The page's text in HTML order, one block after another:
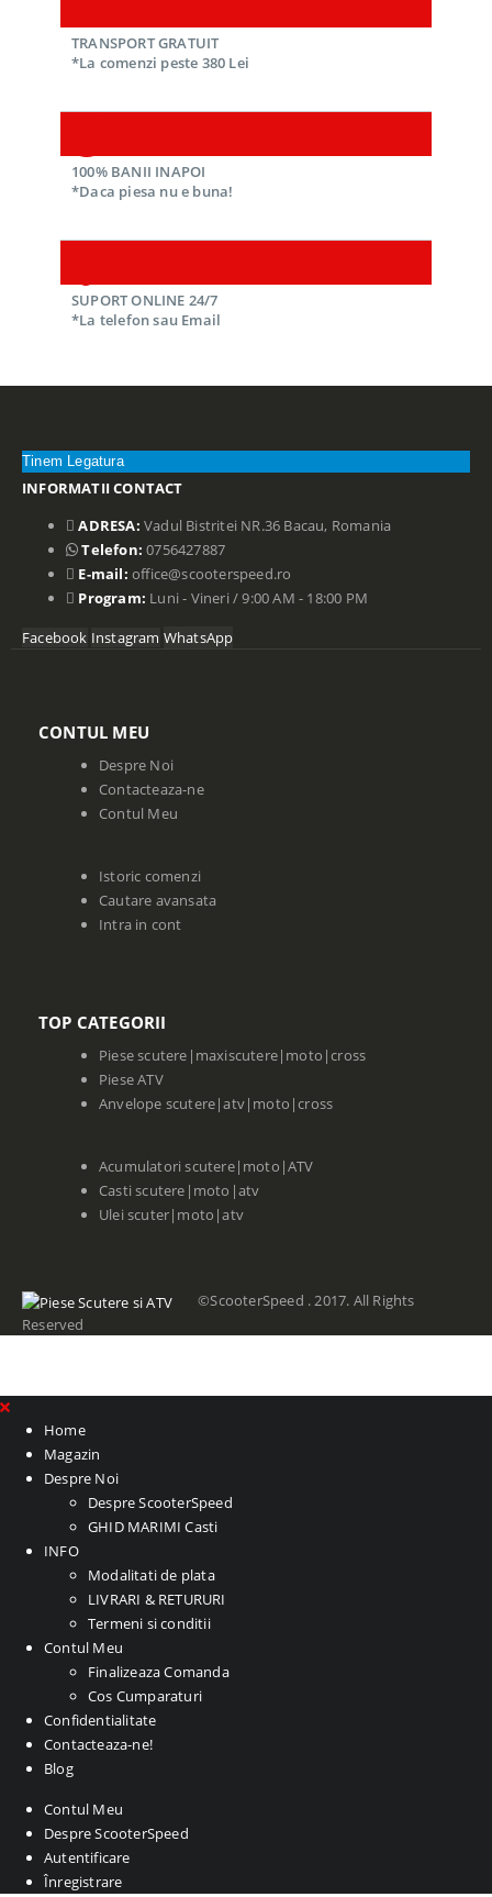
TRANSPORT GRATUIT
*La comenzi peste 380 Lei
100% BANII INAPOI
*Daca piesa nu e buna!
SUPORT ONLINE 24/7
*La telefon sau Email
Tinem Legatura
INFORMATII CONTACT
ADRESA: Vadul Bistritei NR.36 Bacau, Romania
Telefon: 0756427887
E-mail: office@scooterspeed.ro
Program: Luni - Vineri / 9:00 AM - 18:00 PM
Facebook Instagram WhatsApp
CONTUL MEU
Despre Noi
Contacteaza-ne
Contul Meu
Istoric comenzi
Cautare avansata
Intra in cont
TOP CATEGORII
Piese scutere|maxiscutere|moto|cross
Piese ATV
Anvelope scutere|atv|moto|cross
Acumulatori scutere|moto|ATV
Casti scutere|moto|atv
Ulei scuter|moto|atv
©ScooterSpeed . 2017. All Rights
Reserved
Home
Magazin
Despre Noi
Despre ScooterSpeed
GHID MARIMI Casti
INFO
Modalitati de plata
LIVRARI & RETURURI
Termeni si conditii
Contul Meu
Finalizeaza Comanda
Cos Cumparaturi
Confidentialitate
Contacteaza-ne!
Blog
Contul Meu
Despre ScooterSpeed
Autentificare
Înregistrare